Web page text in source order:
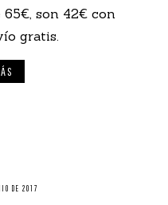
65€, son 42€ con
gratis.
DE 2017